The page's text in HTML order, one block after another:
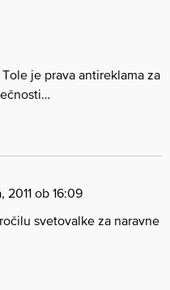
je prava antireklama za
2011 ob 16:09
svetovalke za naravne